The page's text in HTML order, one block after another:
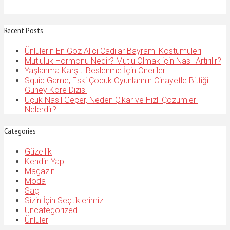
Recent Posts
Ünlülerin En Göz Alıcı Cadılar Bayramı Kostümüleri
Mutluluk Hormonu Nedir? Mutlu Olmak için Nasıl Artırılır?
Yaşlanma Karşıtı Beslenme İçin Öneriler
Squid Game, Eski Çocuk Oyunlarının Cinayetle Bittiği
Güney Kore Dizisi
Uçuk Nasıl Geçer, Neden Çıkar ve Hızlı Çözümleri
Nelerdir?
Categories
Güzellik
Kendin Yap
Magazin
Moda
Saç
Sizin İçin Seçtiklerimiz
Uncategorized
Ünlüler